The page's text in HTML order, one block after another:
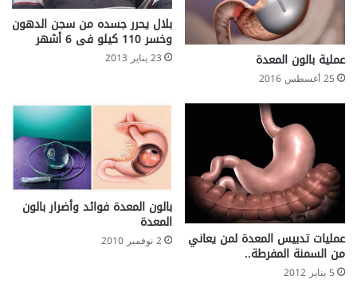
عملية بالون المعدة
25 أغسطس 2016
بلال يحرر جسده من سجن الدهون
وخسر 110 كيلو فى 6 أشهر
23 يناير 2013
عمليات تدبيس المعدة لمن يعاني
من السمنة المفرطة..
5 يناير 2012
بالون المعدة فوائد وأضرار بالون
المعدة
2 نوفمبر 2010